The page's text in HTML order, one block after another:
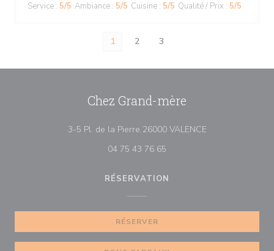
Service : 5/5 Ambiance : 5/5 Cuisine : 5/5 Qualité / Prix : 5/5
1 2 3
Chez Grand-mère
3-5 Pl. de la Pierre 26000 VALENCE((ouvre une
04 75 43 76 65
RÉSERVATION
RÉSERVER